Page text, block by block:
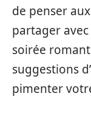
de penser
partager
soirée
suggestions
pimenter